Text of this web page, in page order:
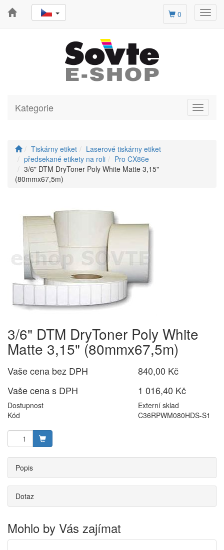
0
Toggle
Kategorie
Tiskárny etiket
Laserové tiskárny etiket
předsekané etikety na roli
Pro CX86e
3/6" DTM DryToner Poly White Matte 3,15"
(80mmx67,5m)
3/6" DTM DryToner Poly White
Matte 3,15" (80mmx67,5m)
Vaše cena bez DPH
840,00 Kč
Vaše cena s DPH
1 016,40 Kč
Dostupnost
Externí sklad
Kód
C36RPWM080HDS-S1
Popis
Dotaz
Mohlo by Vás zajímat